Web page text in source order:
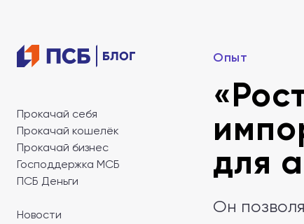
Прокачай себя
Прокачай кошелёк
Прокачай бизнес
Господдержка МСБ
ПСБ Деньги
Новости
Опыт
для
Он